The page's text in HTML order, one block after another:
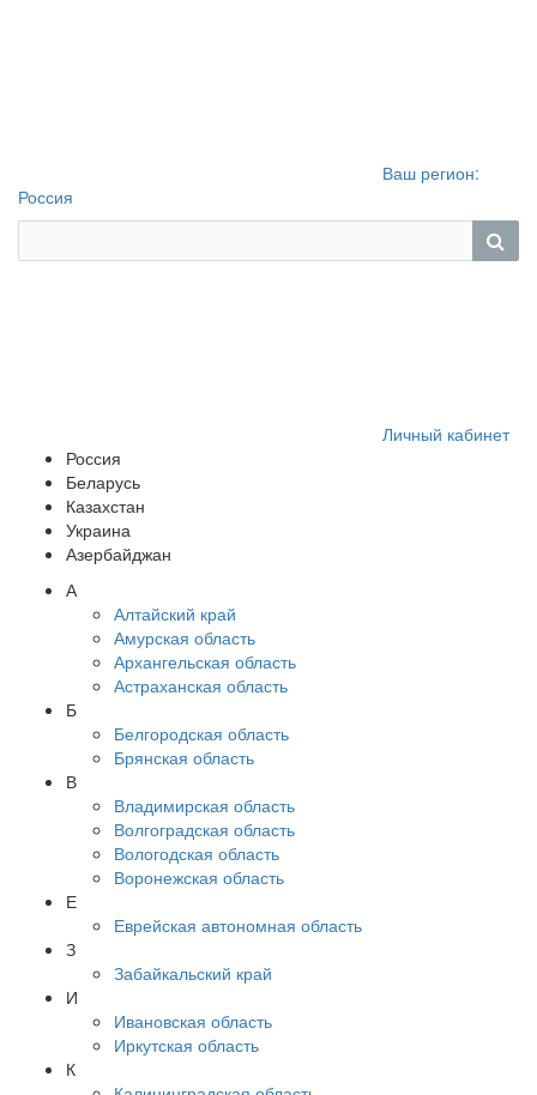
Ваш регион:
Россия
Личный кабинет
Россия
Беларусь
Казахстан
Украина
Азербайджан
А
Алтайский край
Амурская область
Архангельская область
Астраханская область
Б
Белгородская область
Брянская область
В
Владимирская область
Волгоградская область
Вологодская область
Воронежская область
Е
Еврейская автономная область
З
Забайкальский край
И
Ивановская область
Иркутская область
К